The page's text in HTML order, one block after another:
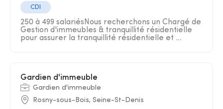
CDI
250 à 499 salariésNous recherchons un Chargé de
Gestion d'immeubles & tranquillité résidentielle
pour assurer la tranquillité résidentielle et ...
Gardien d'immeuble
Gardien d'immeuble
Rosny-sous-Bois, Seine-St-Denis